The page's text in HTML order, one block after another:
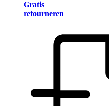
Gratis
retourneren